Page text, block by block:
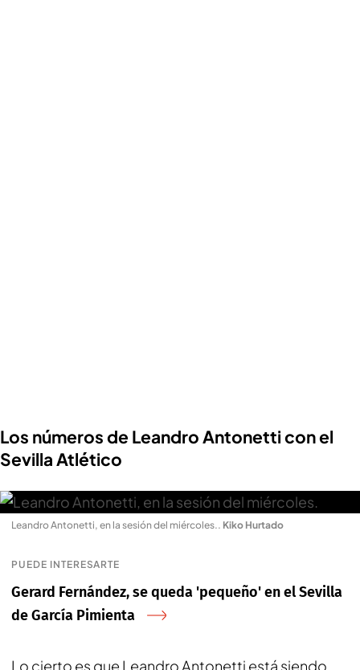
Los números de Leandro Antonetti con el
Sevilla Atlético
Leandro Antonetti, en la sesión del miércoles.. Kiko Hurtado
PUEDE INTERESARTE
Gerard Fernández, se queda 'pequeño' en el Sevilla
de García Pimienta
Lo cierto es que Leandro Antonetti está siendo